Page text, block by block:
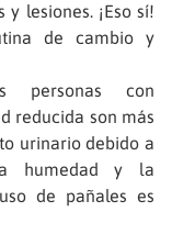
lesiones. ¡Eso sí!
de cambio y
con
reducida son más
urinario debido a
humedad y la
de pañales es